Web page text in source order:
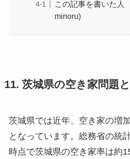
この記事を書いた
minoru)
11. 茨城県の空き家問題
茨城県では近年、空き家の増
となっています。総務省の統
時点で茨城県の空き家率は約